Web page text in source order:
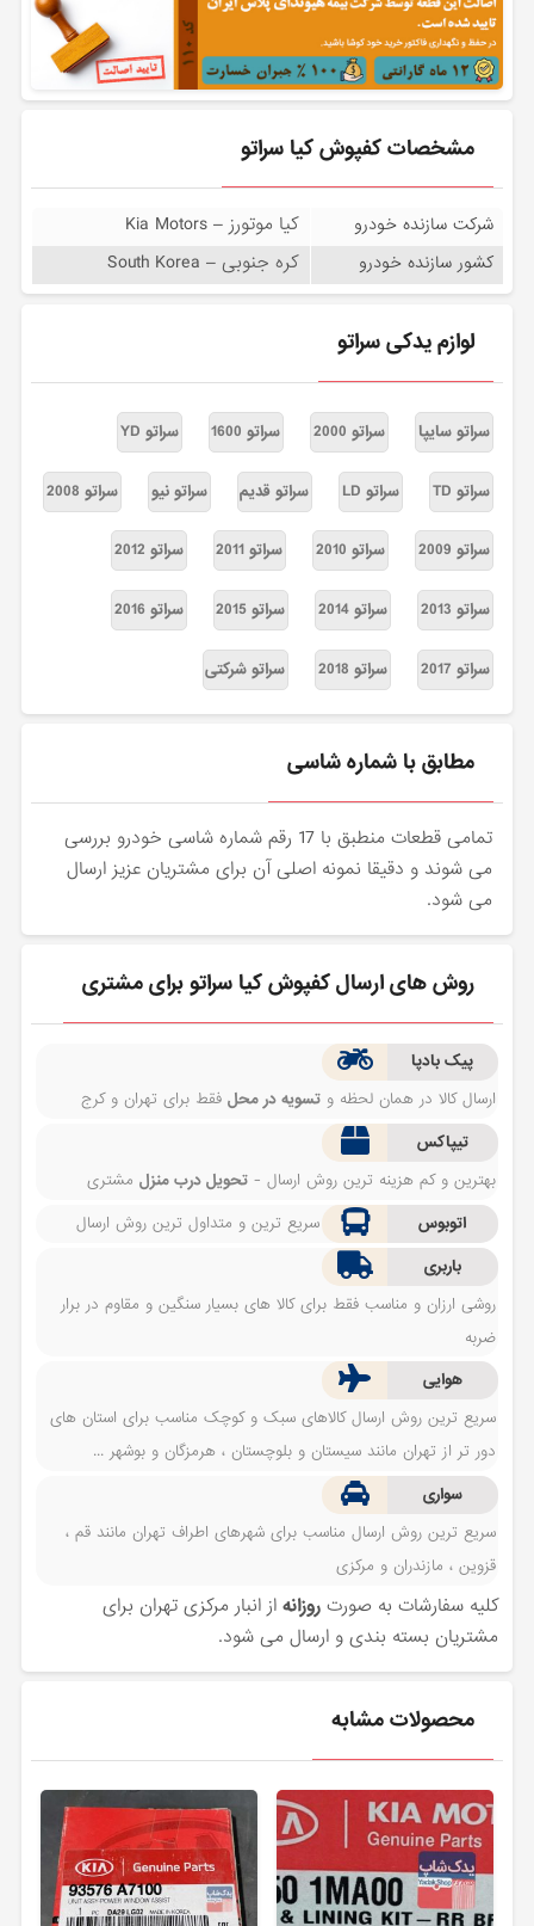
مشخصات کفپوش کیا سراتو
شرکت سازنده خودرو کیا موتورز – Kia Motors
کشور سازنده خودرو کره جنوبی – South Korea
لوازم یدکی سراتو
سراتو سایپا سراتو 2000 سراتو 1600 سراتو YD
سراتو TD سراتو LD سراتو قدیم سراتو نیو سراتو 2008
سراتو 2009 سراتو 2010 سراتو 2011 سراتو 2012
سراتو 2013 سراتو 2014 سراتو 2015 سراتو 2016
سراتو 2017 سراتو 2018 سراتو شرکتی
مطابق با شماره شاسی
تمامی قطعات منطبق با 17 رقم شماره شاسی خودرو بررسی
می شوند و دقیقا نمونه اصلی آن برای مشتریان عزیز ارسال
می شود.
روش های ارسال کفپوش کیا سراتو برای مشتری
پیک بادپا
ارسال کالا در همان لحظه وتسویه در محل فقط برای تهران و کرج
تیپاکس
بهترین و کم هزینه ترین روش ارسال -تحویل درب منزل مشتری
اتوبوس
سریع ترین و متداول ترین روش ارسال
باربری
روشی ارزان و مناسب فقط برای کالا های بسیار سنگین و مقاوم در برار
ضربه
هوایی
سریع ترین روش ارسال کالاهای سبک و کوچک مناسب برای استان های
دور تر از تهران مانند سیستان و بلوچستان ، هرمزگان و بوشهر ...
سواری
سریع ترین روش ارسال مناسب برای شهرهای اطراف تهران مانند قم ،
قزوین ، مازندران و مرکزی
کلیه سفارشات به صورتروزانه از انبار مرکزی تهران برای
مشتریان بسته بندی و ارسال می شود.
محصولات مشابه